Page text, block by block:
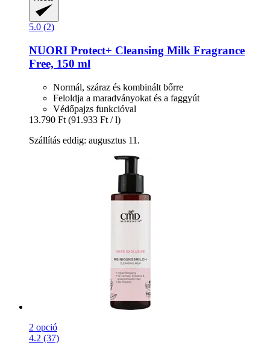
5.0 (2)
NUORI Protect+ Cleansing Milk Fragrance
Free, 150 ml
Normál, száraz és kombinált bőrre
Feloldja a maradványokat és a faggyút
Védőpajzs funkcióval
13.790 Ft (91.933 Ft / l)
Szállítás eddig: augusztus 11.
2 opció
4.2 (37)